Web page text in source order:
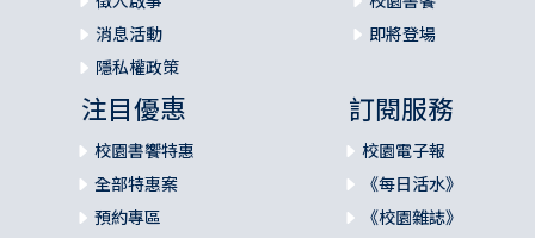
消息活動
隱私權政策
即將登場
注目優惠
校園書饗特惠
全部特惠案
預約專區
訂閱服務
校園電子報
《每日活水》
《校園雜誌》